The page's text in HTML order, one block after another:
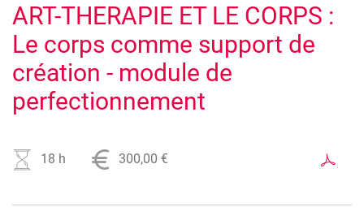
ART-THERAPIE ET LE CORPS :
Le corps comme support de
création - module de
perfectionnement
18 h 300,00 €